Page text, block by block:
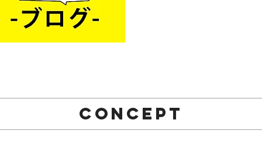
CONCEPT